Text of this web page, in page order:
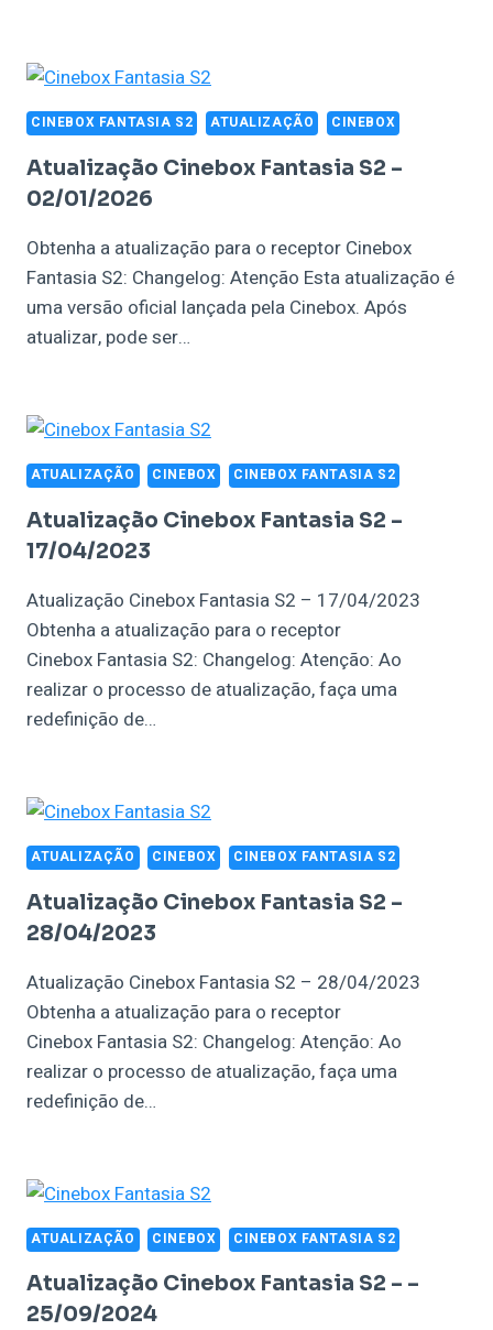
CINEBOX FANTASIA S2 ATUALIZAÇÃO CINEBOX
Atualização Cinebox Fantasia S2 –
02/01/2026
Obtenha a atualização para o receptor Cinebox
Fantasia S2: Changelog: Atenção Esta atualização é
uma versão oficial lançada pela Cinebox. Após
atualizar, pode ser…
ATUALIZAÇÃO CINEBOX CINEBOX FANTASIA S2
Atualização Cinebox Fantasia S2 –
17/04/2023
Atualização Cinebox Fantasia S2 – 17/04/2023
Obtenha a atualização para o receptor
Cinebox Fantasia S2: Changelog: Atenção: Ao
realizar o processo de atualização, faça uma
redefinição de…
ATUALIZAÇÃO CINEBOX CINEBOX FANTASIA S2
Atualização Cinebox Fantasia S2 –
28/04/2023
Atualização Cinebox Fantasia S2 – 28/04/2023
Obtenha a atualização para o receptor
Cinebox Fantasia S2: Changelog: Atenção: Ao
realizar o processo de atualização, faça uma
redefinição de…
ATUALIZAÇÃO CINEBOX CINEBOX FANTASIA S2
Atualização Cinebox Fantasia S2 – –
25/09/2024